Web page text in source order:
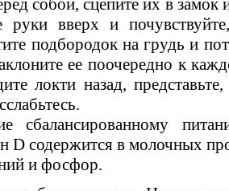
собой, сцепите их в замок
руки вверх и
подбородок на грудь и
ее поочередно к
локти назад,
сбалансированному
D содержится в молочных
и фосфор.